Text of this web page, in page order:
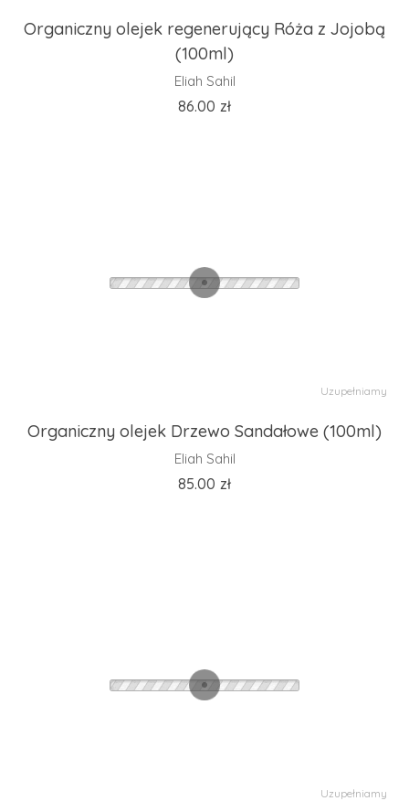
Organiczny olejek regenerujący Róża z Jojobą
(100ml)
Eliah Sahil
86.00 zł
Uzupełniamy
Organiczny olejek Drzewo Sandałowe (100ml)
Eliah Sahil
85.00 zł
Uzupełniamy